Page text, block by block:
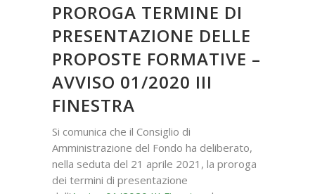
PROROGA TERMINE DI
PRESENTAZIONE DELLE
PROPOSTE FORMATIVE –
AVVISO 01/2020 III
FINESTRA
Si comunica che il Consiglio di
Amministrazione del Fondo ha deliberato,
nella seduta del 21 aprile 2021, la proroga
dei termini di presentazione